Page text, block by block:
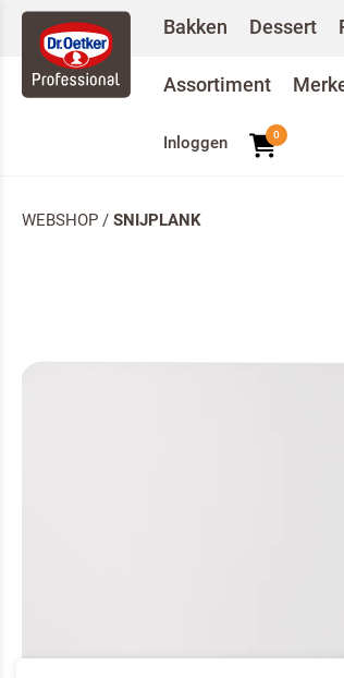
Bakken Dessert
Assortiment
Inloggen 0
WEBSHOP / SNIJPLANK